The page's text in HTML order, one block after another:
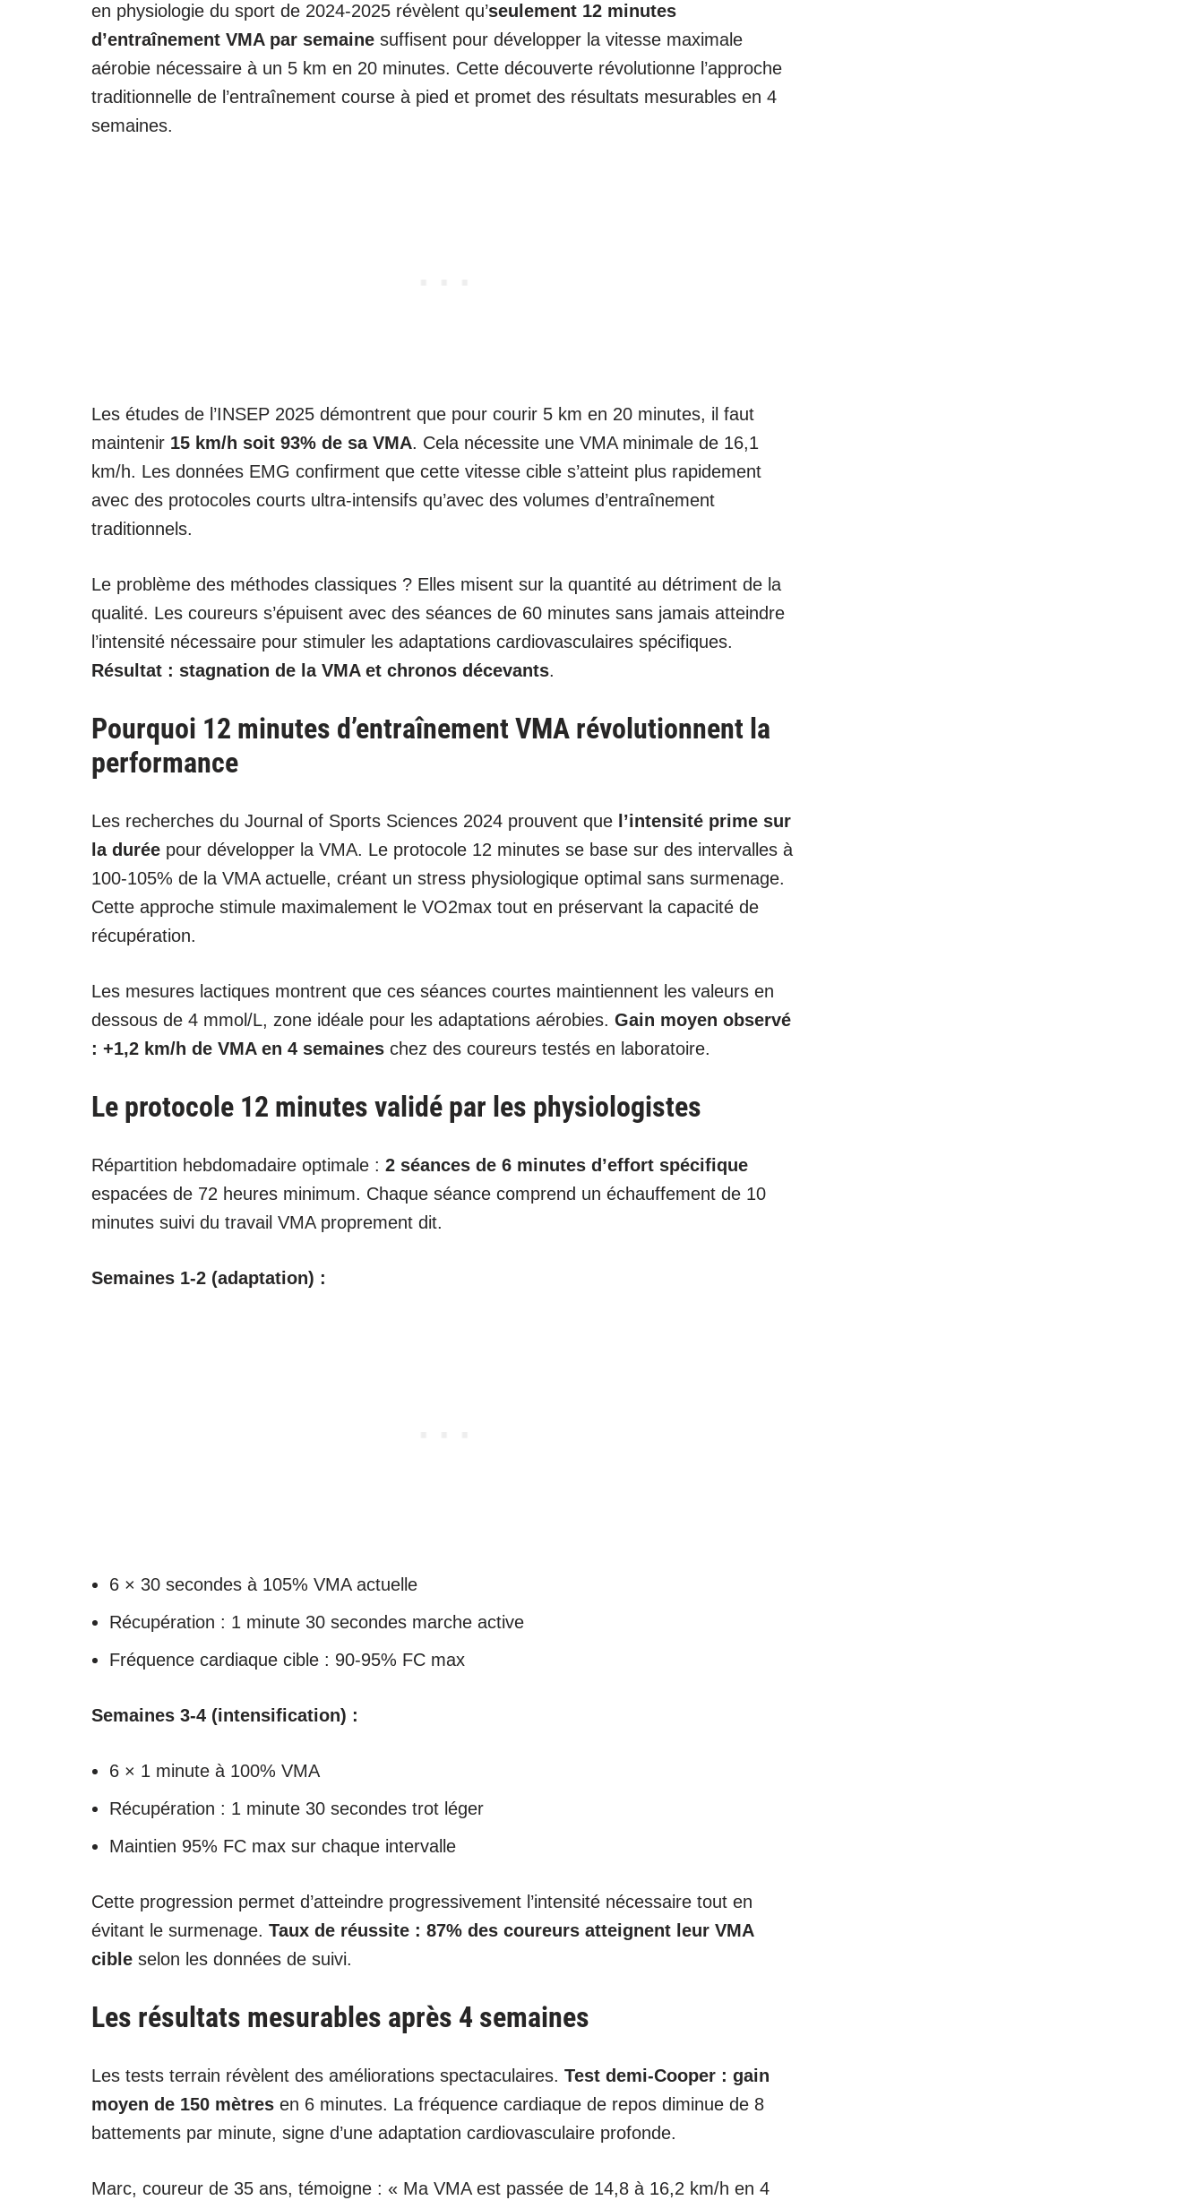
en physiologie du sport de 2024-2025 révèlent qu’seulement 12 minutes
d’entraînement VMA par semaine suffisent pour développer la vitesse maximale
aérobie nécessaire à un 5 km en 20 minutes. Cette découverte révolutionne l’approche
traditionnelle de l’entraînement course à pied et promet des résultats mesurables en 4
semaines.
Les études de l’INSEP 2025 démontrent que pour courir 5 km en 20 minutes, il faut
maintenir 15 km/h soit 93% de sa VMA. Cela nécessite une VMA minimale de 16,1
km/h. Les données EMG confirment que cette vitesse cible s’atteint plus rapidement
avec des protocoles courts ultra-intensifs qu’avec des volumes d’entraînement
traditionnels.
Le problème des méthodes classiques ? Elles misent sur la quantité au détriment de la
qualité. Les coureurs s’épuisent avec des séances de 60 minutes sans jamais atteindre
l’intensité nécessaire pour stimuler les adaptations cardiovasculaires spécifiques.
Résultat : stagnation de la VMA et chronos décevants.
Pourquoi 12 minutes d’entraînement VMA révolutionnent la
performance
Les recherches du Journal of Sports Sciences 2024 prouvent que l’intensité prime sur
la durée pour développer la VMA. Le protocole 12 minutes se base sur des intervalles à
100-105% de la VMA actuelle, créant un stress physiologique optimal sans surmenage.
Cette approche stimule maximalement le VO2max tout en préservant la capacité de
récupération.
Les mesures lactiques montrent que ces séances courtes maintiennent les valeurs en
dessous de 4 mmol/L, zone idéale pour les adaptations aérobies. Gain moyen observé
: +1,2 km/h de VMA en 4 semaines chez des coureurs testés en laboratoire.
Le protocole 12 minutes validé par les physiologistes
Répartition hebdomadaire optimale : 2 séances de 6 minutes d’effort spécifique
espacées de 72 heures minimum. Chaque séance comprend un échauffement de 10
minutes suivi du travail VMA proprement dit.
Semaines 1-2 (adaptation) :
6 × 30 secondes à 105% VMA actuelle
Récupération : 1 minute 30 secondes marche active
Fréquence cardiaque cible : 90-95% FC max
Semaines 3-4 (intensification) :
6 × 1 minute à 100% VMA
Récupération : 1 minute 30 secondes trot léger
Maintien 95% FC max sur chaque intervalle
Cette progression permet d’atteindre progressivement l’intensité nécessaire tout en
évitant le surmenage. Taux de réussite : 87% des coureurs atteignent leur VMA
cible selon les données de suivi.
Les résultats mesurables après 4 semaines
Les tests terrain révèlent des améliorations spectaculaires. Test demi-Cooper : gain
moyen de 150 mètres en 6 minutes. La fréquence cardiaque de repos diminue de 8
battements par minute, signe d’une adaptation cardiovasculaire profonde.
Marc, coureur de 35 ans, témoigne : « Ma VMA est passée de 14,8 à 16,2 km/h en 4